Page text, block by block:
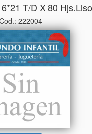
T/d X 80 Hjs.liso
Cod.: 222004